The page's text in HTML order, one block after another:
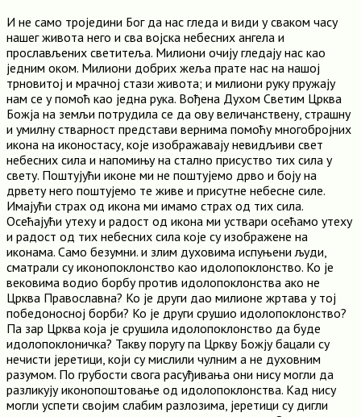
И не само троједини Бог да нас гледа и види у сваком часу
нашег живота него и сва војска небесних ангела и
прослављених светитеља. Милиони очију гледају нас као
једним оком. Милиони добрих жеља прате нас на нашој
трновитој и мрачној стази живота; и милиони руку пружају
нам се у помоћ као једна рука. Вођена Духом Светим Црква
Божја на земљи потрудила се да ову величанствену, страшну
и умилну стварност представи вернима помоћу многобројних
икона на иконостасу, које изображавају невидљиви свет
небесних сила и напомињу на стално присуство тих сила у
свету. Поштујући иконе ми не поштујемо дрво и боју на
дрвету него поштујемо те живе и присутне небесне силе.
Имајући страх од икона ми имамо страх од тих сила.
Осећајући утеху и радост од икона ми уствари осећамо утеху
и радост од тих небесних сила које су изображене на
иконама. Само безумни. и злим духовима испуњени људи,
сматрали су иконопоклонство као идолопоклонство. Ко је
вековима водио борбу против идолопоклонства ако не
Црква Православна? Ко је други дао милионе жртава у тој
победоносној борби? Ко је други срушио идолопоклонство?
Па зар Црква која је срушила идолопоклонство да буде
идолопоклоничка? Такву поругу па Цркву Божју бацали су
нечисти јеретици, који су мислили чулним а не духовним
разумом. По грубости свога расуђивања они нису могли да
разликују иконопоштовање од идолопоклонства. Кад нису
могли успети својим слабим разлозима, јеретици су дигли